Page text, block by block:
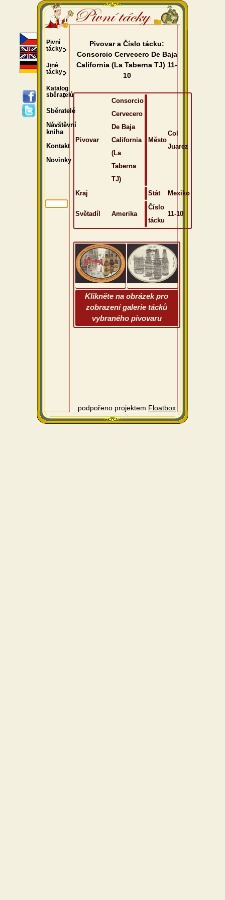
Pivovar a Číslo tácku:
Consorcio Cervecero De Baja
California (La Taberna TJ) 11-
10
Pivovar
Consorcio
Cervecero
De Baja
California
(La
Taberna
TJ)
Město
Col
Juarez
Kraj Stát Mexiko
Světadíl Amerika
Číslo
tácku
11-10
Klikněte na obrázek pro
zobrazení galerie tácků
vybraného pivovaru
podpořeno projektem Floatbox
Pivní
tácky
Jiné
tácky
Katalog
sběratelů
Sběratelé
Návštěvní
kniha
Kontakt
Novinky